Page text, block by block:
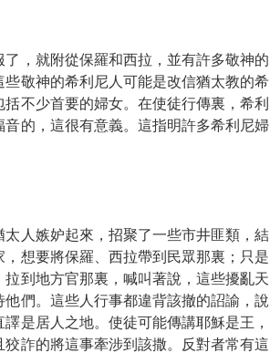
，就附從保羅和西拉，並有許多敬神的
敬神的希利尼人可能是改信猶太教的希
不少首要的婦女。在使徒行傳裏，希利
的，這很有意義。這指明許多希利尼婦
人嫉妒起來，招聚了一些市井匪類，結
想要將保羅、西拉帶到民眾那裏；只是
到地方官那裏，喊叫著說，這些擾亂天
們。這些人行事都違背該撤的詔諭，說
是居人之地。使徒可能傳講耶穌是王，
詐的將這事牽涉到該撒。反對者常有這